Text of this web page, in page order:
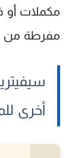
مكملات أو
مفرطة من
أخرى